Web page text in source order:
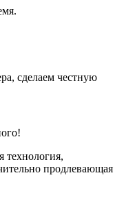
сделаем честную
технология,
продлевающая